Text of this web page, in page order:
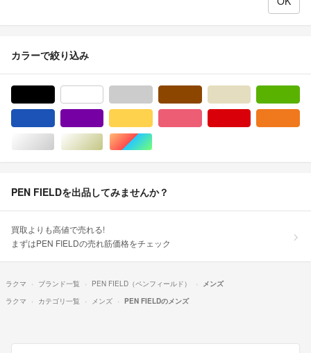
カラーで絞り込み
シルバー/銀色系ゴールド/金色系マルチカラー
PEN FIELDを出品してみませんか？
買取よりも高値で売れる!
まずはPEN FIELDの売れ筋価格をチェック
ラクマ ブランド一覧 PEN FIELD（ペンフィールド）
メンズ
ラクマ
カテゴリ一覧 メンズ PEN FIELDのメンズ